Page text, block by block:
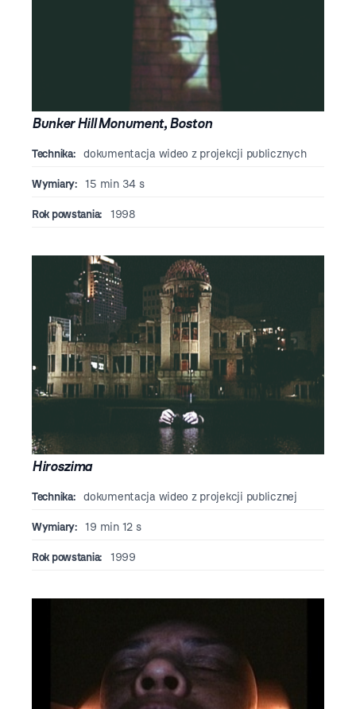
Bunker Hill Monument, Boston
Technika: dokumentacja wideo z projekcji publicznych
Wymiary: 15 min 34 s
Rok powstania: 1998
Hiroszima
Technika: dokumentacja wideo z projekcji publicznej
Wymiary: 19 min 12 s
Rok powstania: 1999